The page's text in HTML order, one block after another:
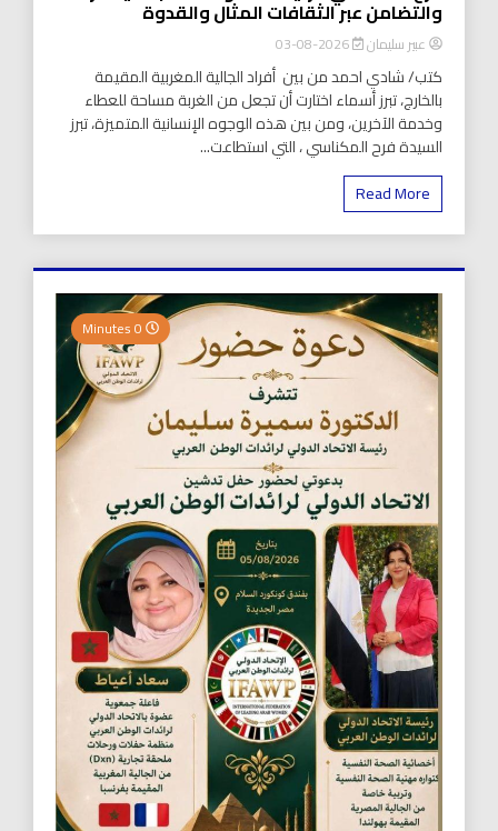
والتضامن عبر الثقافات المثال والقدوة
عبير سليمان 2026-08-03
كتب/ شادي احمد من بين أفراد الجالية المغربية المقيمة
بالخارج، تبرز أسماء اختارت أن تجعل من الغربة مساحة للعطاء
وخدمة الآخرين، ومن بين هذه الوجوه الإنسانية المتميزة، تبرز
السيدة فرح المكناسي ، التي استطاعت...
Read More